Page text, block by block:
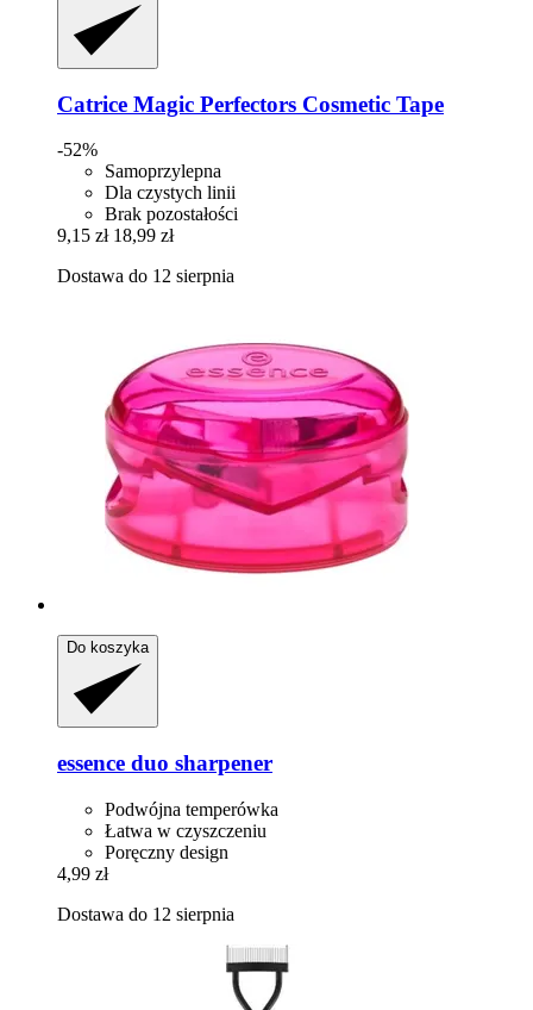
Catrice Magic Perfectors Cosmetic Tape
-52%
Samoprzylepna
Dla czystych linii
Brak pozostałości
9,15 zł 18,99 zł
Dostawa do 12 sierpnia
Do koszyka
essence duo sharpener
Podwójna temperówka
Łatwa w czyszczeniu
Poręczny design
4,99 zł
Dostawa do 12 sierpnia